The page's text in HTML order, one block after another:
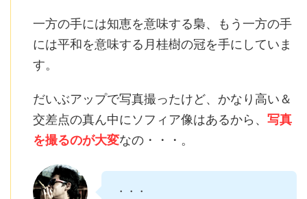
一方の手には知恵を意味する梟、もう一方の手
には平和を意味する月桂樹の冠を手にしていま
す。
だいぶアップで写真撮ったけど、かなり高い＆
交差点の真ん中にソフィア像はあるから、 写真
を撮るのが大変なの・・・。
・・・